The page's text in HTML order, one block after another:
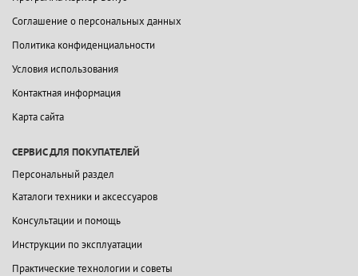
Соглашение о персональных данных
Политика конфиденциальности
Условия использования
Контактная информация
Карта сайта
СЕРВИС ДЛЯ ПОКУПАТЕЛЕЙ
Персональный раздел
Каталоги техники и аксессуаров
Консультации и помощь
Инструкции по эксплуатации
Практические технологии и советы